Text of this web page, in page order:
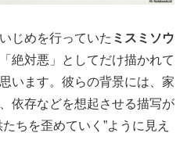
じめを行っていた ミスミソウ
絶対悪」としてだけ描かれて
います。彼らの背景には、 家
依存などを想起させる描写が
ちを歪めていく”ように見え